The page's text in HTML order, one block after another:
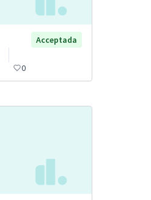
Acceptada
0